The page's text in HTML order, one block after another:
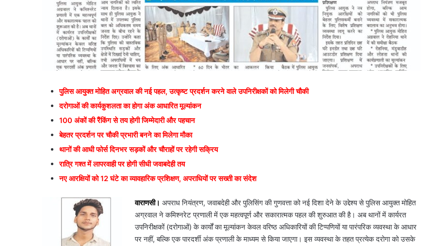
पुलिस आयुक्त मोहित अग्रवाल की नई पहल, उत्कृष्ट प्रदर्शन करने वाले उपनिरीक्षकों को मिलेगी चौकी
दरोगाओं की कार्यकुशलता का होगा अंक आधारित मूल्यांकन
100 अंकों की रैंकिंग से तय होगी जिम्मेदारी और पहचान
बेहतर प्रदर्शन पर चौकी प्रभारी बनने का मिलेगा मौका
थानों की आधी फोर्स दिनभर सड़कों और चौराहों पर रहेगी सक्रिय
रात्रि गश्त में लापरवाही पर होगी सीधी जवाबदेही तय
नए आरक्षियों को 12 घंटे का व्यावहारिक प्रशिक्षण, अपराधियों पर सख्ती का संदेश
वाराणसी। अपराध नियंत्रण, जवाबदेही और पुलिसिंग की गुणवत्ता को नई दिशा देने के उद्देश्य से पुलिस आयुक्त मोहित
अग्रवाल ने कमिश्नरेट प्रणाली में एक महत्वपूर्ण और सकारात्मक पहल की शुरुआत की है। अब थानों में कार्यरत
उपनिरीक्षकों (दरोगाओं) के कार्यों का मूल्यांकन केवल वरिष्ठ अधिकारियों की टिप्पणियों या पारंपरिक व्यवस्था के आधार
पर नहीं, बल्कि एक पारदर्शी अंक प्रणाली के माध्यम से किया जाएगा। इस व्यवस्था के तहत प्रत्येक दरोगा को उसके